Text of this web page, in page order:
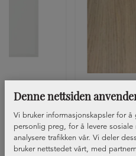
Denne nettsiden
Vi bruker informasjonskapsler for
personlig preg, for å levere
analysere trafikken vår. Vi deler
bruker nettstedet vårt, med
Basilikum Front